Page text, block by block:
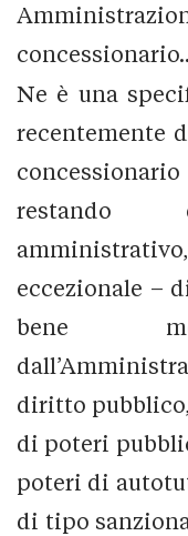
Ne è una
recentemente
restando
eccezionale –
bene
diritto pubblico,
di poteri
poteri di
di tipo